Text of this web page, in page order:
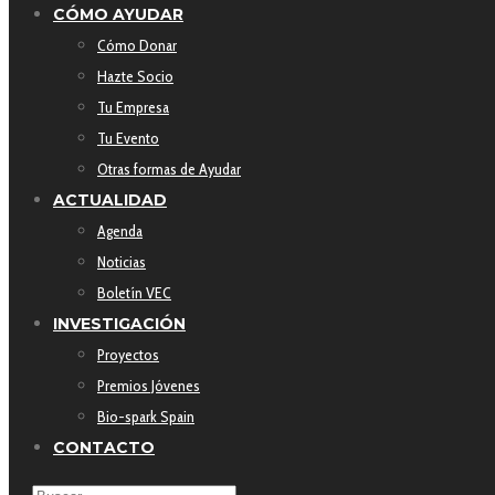
CÓMO AYUDAR
Cómo Donar
Hazte Socio
Tu Empresa
Tu Evento
Otras formas de Ayudar
ACTUALIDAD
Agenda
Noticias
Boletín VEC
INVESTIGACIÓN
Proyectos
Premios Jóvenes
Bio-spark Spain
CONTACTO